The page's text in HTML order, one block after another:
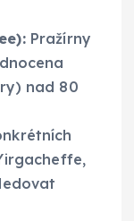
Pražírny
nad 80